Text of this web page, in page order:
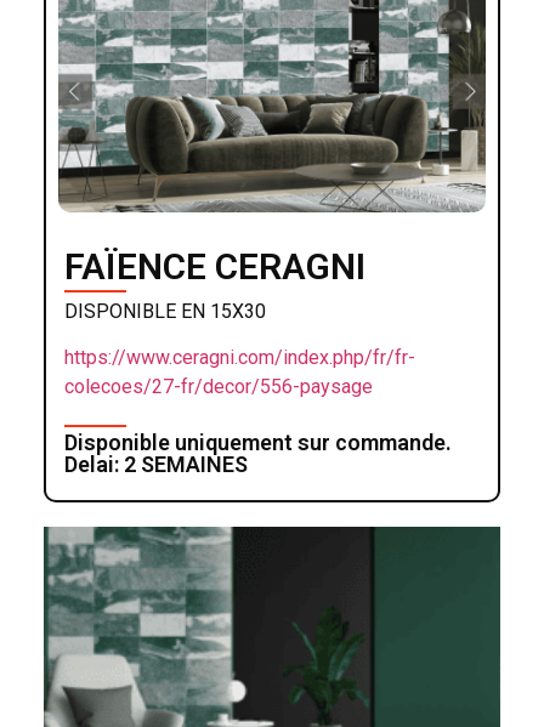
FAÏENCE CERAGNI
DISPONIBLE EN 15X30
https://www.ceragni.com/index.php/fr/fr-
colecoes/27-fr/decor/556-paysage
Disponible uniquement sur commande.
Delai: 2 SEMAINES